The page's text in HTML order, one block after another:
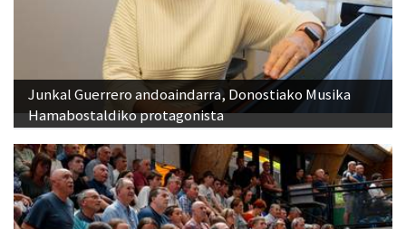
Junkal Guerrero andoaindarra, Donostiako Musika
Hamabostaldiko protagonista